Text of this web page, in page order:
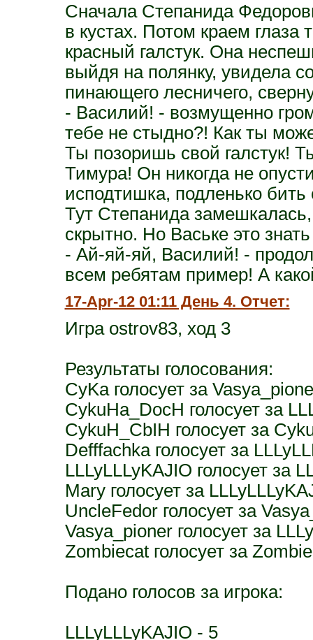
Сначала Степанида
в кустах. Потом краем
красный галстук. Она
выйдя на полянку, увидела
пинающего лесничего,
- Василий! - возмущенно
тебе не стыдно?! Как ты
Ты позоришь свой галстук!
Тимура! Он никогда не
исподтишка, подленько бить
Тут Степанида
скрытно. Но Ваське это
- Ай-яй-яй, Василий! -
всем ребятам пример! А
17-Apr-12 01:11 День 4. Отчет:
Игра ostrov83, ход 3
Результаты голосования:
CyKa голосует за
CykuHa_DocH голосует за
CykuH_CbIH голосует за
Defffachka голосует за
LLLyLLLyKAJIO голосует за
Mary голосует за
UncleFedor голосует за
Vasya_pioner голосует за
Zombiecat голосует за
Подано голосов за игрока:
LLLyLLLyKAJIO - 5